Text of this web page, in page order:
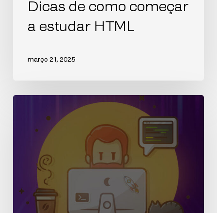
Dicas de como começar
a estudar HTML
março 21, 2025